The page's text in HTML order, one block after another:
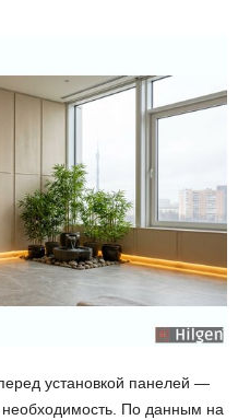
установкой панелей —
По данным на